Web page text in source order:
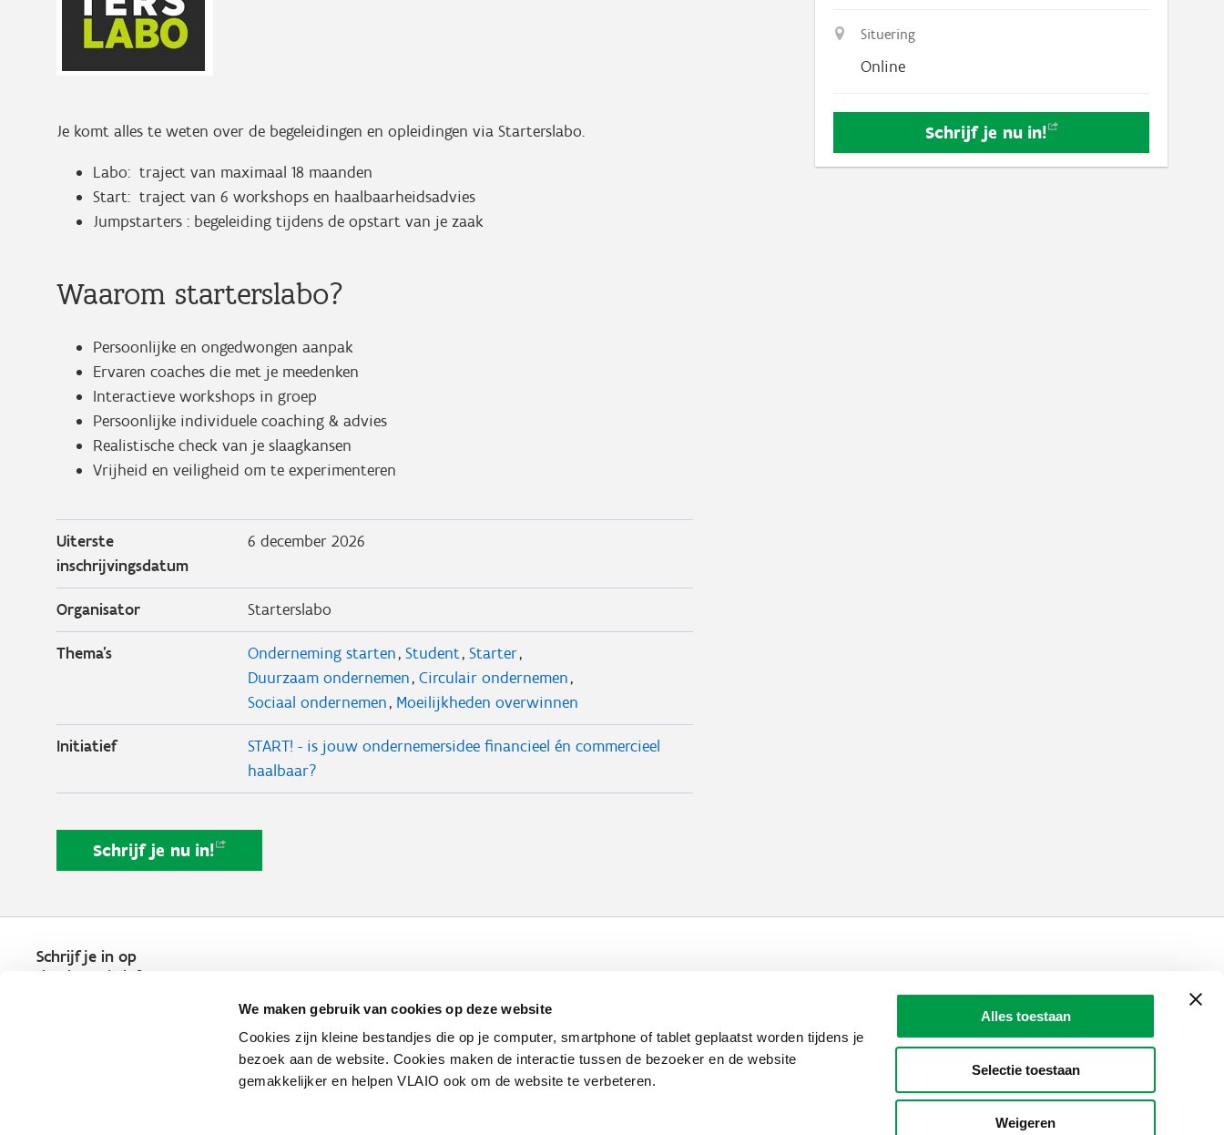
We maken gebruik van cookies op deze website
Cookies zijn kleine bestandjes die op je computer, smartphone of tablet geplaatst worden tijdens je
bezoek aan de website. Cookies maken de interactie tussen de bezoeker en de website
gemakkelijker en helpen VLAIO ook om de website te verbeteren.
Alles toestaan
Selectie toestaan
Weigeren
Je komt alles te weten over de begeleidingen en opleidingen via Starterslabo.
Labo: traject van maximaal 18 maanden
Start: traject van 6 workshops en haalbaarheidsadvies
Jumpstarters : begeleiding tijdens de opstart van je zaak
Waarom starterslabo?
Persoonlijke en ongedwongen aanpak
Ervaren coaches die met je meedenken
Interactieve workshops in groep
Persoonlijke individuele coaching & advies
Realistische check van je slaagkansen
Vrijheid en veiligheid om te experimenteren
Uiterste
inschrijvingsdatum
6 december 2026
Organisator Starterslabo
Thema's Onderneming starten Student Starter
Duurzaam ondernemen Circulair ondernemen
Sociaal ondernemen Moeilijkheden overwinnen
Initiatief
START! - is jouw ondernemersidee financieel én commercieel
haalbaar?
Schrijf je nu in!
Situering
Online
Schrijf je nu in!
Schrijf je in op
de nieuwsbrief
Communicatieverplichtingen & logo'sKlachten, meldingen & fraudebestrijding